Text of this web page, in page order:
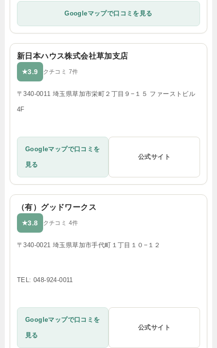
Googleマップで口コミを見る
新日本ハウス株式会社草加支店
★3.9 クチコミ 7件
〒340-0011 埼玉県草加市栄町２丁目９−１５ ファーストビル
4F
Googleマップで口コミを
見る
公式サイト
（有）グッドワークス
★3.8 クチコミ 4件
〒340-0021 埼玉県草加市手代町１丁目１０−１２
TEL: 048-924-0011
Googleマップで口コミを
見る
公式サイト